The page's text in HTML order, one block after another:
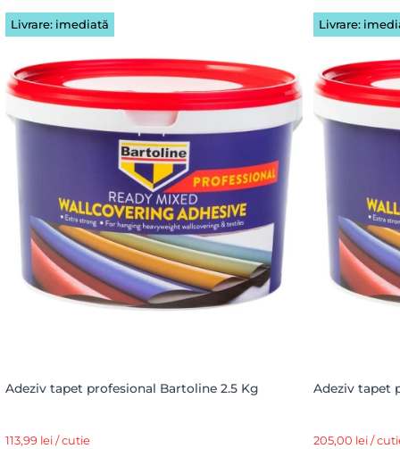
Livrare: imediată
Adeziv tapet profesional Bartoline 2.5 Kg
113,99 lei / cutie
Livrare:
Adeziv tapet
205,00 lei /